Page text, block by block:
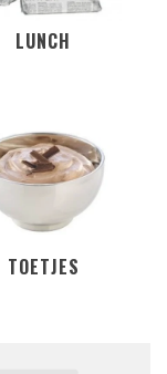
LUNCH
TOETJES